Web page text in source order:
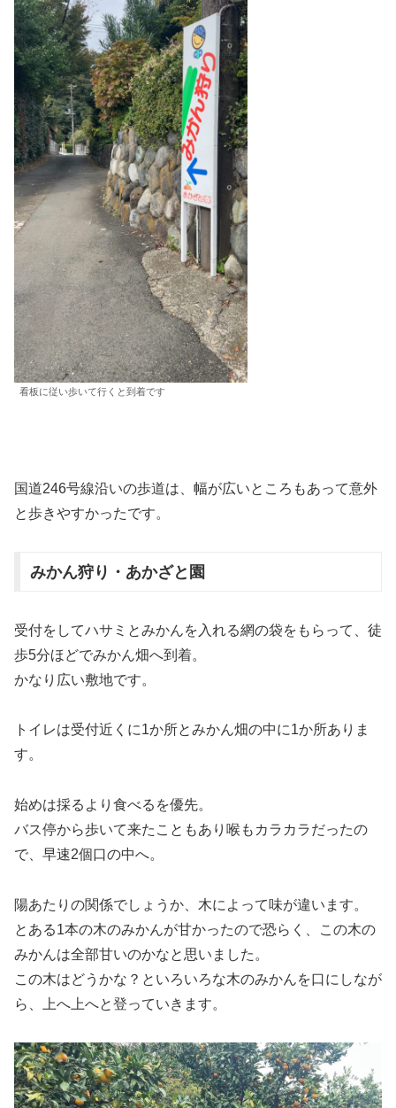
看板に従い歩いて行くと到着です
国道246号線沿いの歩道は、幅が広いところもあって意外
と歩きやすかったです。
みかん狩り・あかざと園
受付をしてハサミとみかんを入れる網の袋をもらって、徒
歩5分ほどでみかん畑へ到着。
かなり広い敷地です。
トイレは受付近くに1か所とみかん畑の中に1か所ありま
す。
始めは採るより食べるを優先。
バス停から歩いて来たこともあり喉もカラカラだったの
で、早速2個口の中へ。
陽あたりの関係でしょうか、木によって味が違います。
とある1本の木のみかんが甘かったので恐らく、この木の
みかんは全部甘いのかなと思いました。
この木はどうかな？といろいろな木のみかんを口にしなが
ら、上へ上へと登っていきます。